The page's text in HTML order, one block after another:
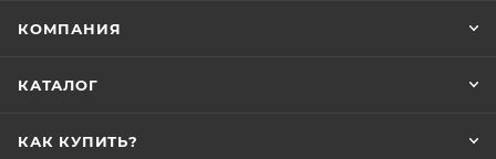
КОМПАНИЯ
КАТАЛОГ
КАК КУПИТЬ?